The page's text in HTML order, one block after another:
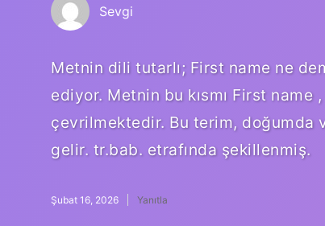
Sevgi
Metnin dili tutarlı; First name ne
ediyor. Metnin bu kısmı First name
çevrilmektedir. Bu terim, doğumda
gelir. tr.bab. etrafında şekillenmiş.
Şubat 16, 2026 Yanıtla